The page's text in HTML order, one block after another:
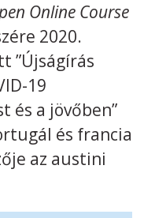
Online Course
2020.
”Újságírás
19
és a jövőben”
és francia
az austini